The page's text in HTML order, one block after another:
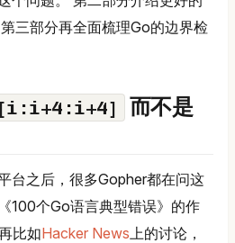
三部分再全面梳理Go的边界检
而不是
台之后，很多Gopher都在问这
100个Go语言典型错误》的作
比如Hacker News 上的讨论，